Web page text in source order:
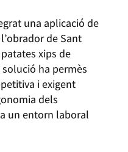
una aplicació de
de Sant
xips de
ha permès
i exigent
dels
un entorn laboral